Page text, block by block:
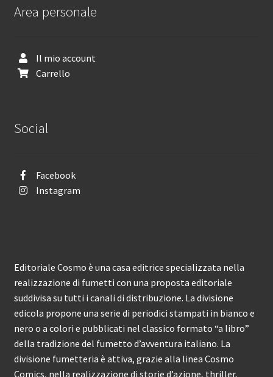
Area personale
Il mio account
Carrello
Social
Facebook
Instagram
Editoriale Cosmo è una casa editrice specializzata nella
realizzazione di fumetti con una proposta editoriale
suddivisa su tutti i canali di distribuzione. La divisione
edicola propone una serie di periodici stampati in bianco e
nero o a colori e pubblicati nel classico formato “a libro”
della tradizione del fumetto d’avventura italiano. La
divisione fumetteria è attiva, grazie alla linea Cosmo
Comics, nella realizzazione di storie d’azione, thriller,